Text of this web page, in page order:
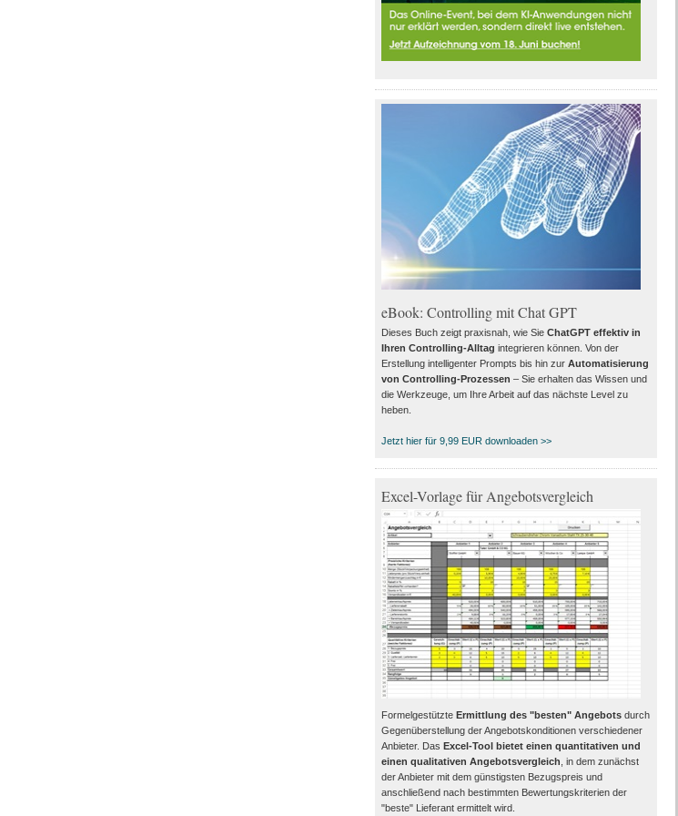
eBook: Controlling mit Chat GPT
Dieses Buch zeigt praxisnah, wie Sie ChatGPT effektiv in
Ihren Controlling-Alltag integrieren können. Von der
Erstellung intelligenter Prompts bis hin zur Automatisierung
von Controlling-Prozessen – Sie erhalten das Wissen und
die Werkzeuge, um Ihre Arbeit auf das nächste Level zu
heben.
Jetzt hier für 9,99 EUR downloaden >>
Excel-Vorlage für Angebotsvergleich
Formelgestützte Ermittlung des "besten" Angebotsdurch
Gegenüberstellung der Angebotskonditionen verschiedener
Anbieter. Das Excel-Tool bietet einen quantitativen und
einen qualitativen Angebotsvergleich, in dem zunächst
der Anbieter mit dem günstigsten Bezugspreis und
anschließend nach bestimmten Bewertungskriterien der
"beste" Lieferant ermittelt wird.